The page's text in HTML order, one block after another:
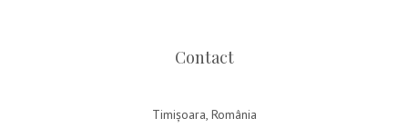
Contact
Timișoara, România